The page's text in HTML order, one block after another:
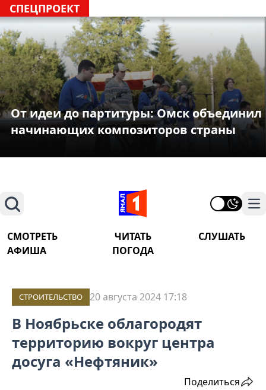
СПЕЦПРОЕКТ
От идеи до партитуры: Омск объединил
начинающих композиторов страны
Поиск
СМОТРЕТЬ ЧИТАТЬ
СЛУШАТЬ
АФИША
ПОГОДА
СТРОИТЕЛЬСТВО 20 августа 2024 17:18
В Ноябрьске облагородят
территорию вокруг центра
досуга «Нефтяник»
Поделиться